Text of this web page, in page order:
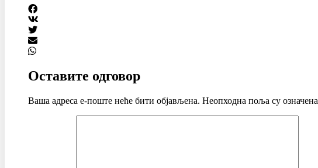
Оставите одговор
Ваша адреса е-поште неће бити објављена. Неопходна поља су означена